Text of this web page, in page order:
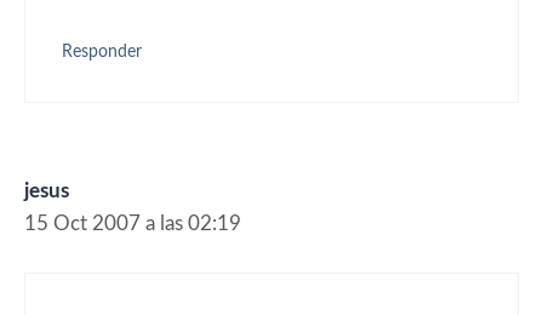
Responder
jesus
15 Oct 2007 a las 02:19